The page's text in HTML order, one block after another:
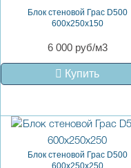
Блок стеновой Грас D500
600x250x150
6 000 руб/м3
Купить
Блок стеновой Грас D500
600x250x250